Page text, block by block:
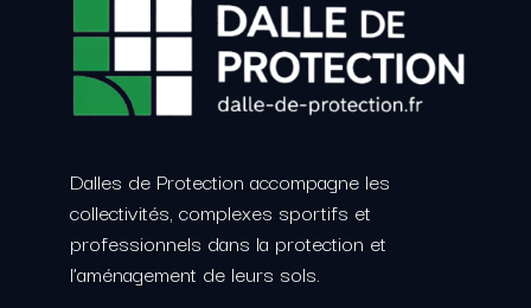
Dalles de Protection accompagne les
collectivités, complexes sportifs et
professionnels dans la protection et
l’aménagement de leurs sols.